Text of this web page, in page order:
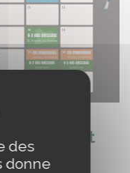
femelle et
des
donne